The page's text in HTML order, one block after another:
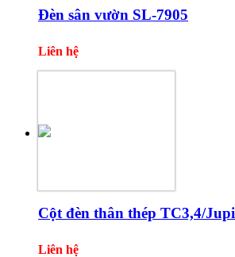
Đèn sân vườn SL-7905
Liên hệ
Cột đèn thân thép TC3,4/
Liên hệ